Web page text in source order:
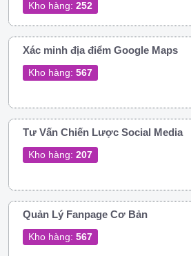
Kho hàng: 252
Xác minh địa điểm Google Maps
Kho hàng: 567
Tư Vấn Chiến Lược Social Media
Kho hàng: 207
Quản Lý Fanpage Cơ Bản
Kho hàng: 567